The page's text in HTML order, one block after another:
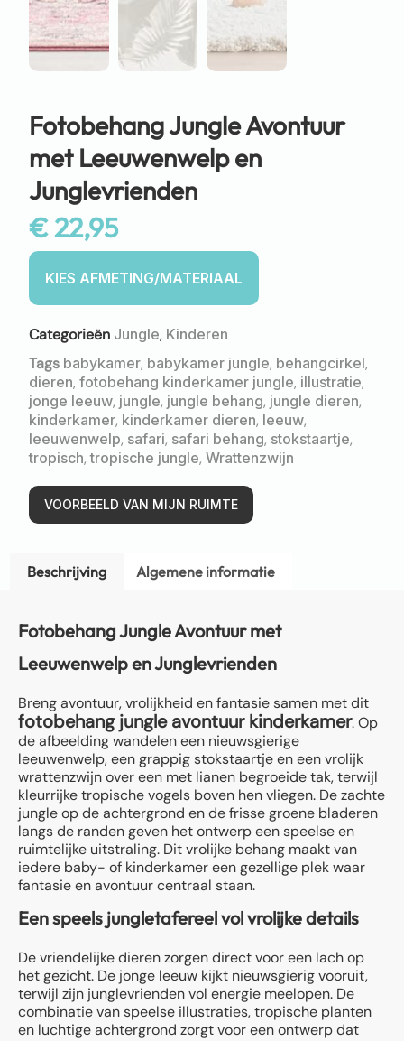
Fotobehang Jungle Avontuur
met Leeuwenwelp en
Junglevrienden
€22,95
Categorieën Jungle, Kinderen
Tags babykamer, babykamer jungle, behangcirkel,
dieren, fotobehang kinderkamer jungle, illustratie,
jonge leeuw, jungle, jungle behang, jungle dieren,
kinderkamer, kinderkamer dieren, leeuw,
leeuwenwelp, safari, safari behang, stokstaartje,
tropisch,tropische jungle, Wrattenzwijn
VOORBEELD VAN MIJN RUIMTE
Beschrijving Algemene informatie
Fotobehang Jungle Avontuur met
Leeuwenwelp en Junglevrienden
Breng avontuur, vrolijkheid en fantasie samen met dit
fotobehang jungle avontuur kinderkamer. Op
de afbeelding wandelen een nieuwsgierige
leeuwenwelp, een grappig stokstaartje en een vrolijk
wrattenzwijn over een met lianen begroeide tak, terwijl
kleurrijke tropische vogels boven hen vliegen. De zachte
jungle op de achtergrond en de frisse groene bladeren
langs de randen geven het ontwerp een speelse en
ruimtelijke uitstraling. Dit vrolijke behang maakt van
iedere baby- of kinderkamer een gezellige plek waar
fantasie en avontuur centraal staan.
Een speels jungletafereel vol vrolijke details
De vriendelijke dieren zorgen direct voor een lach op
het gezicht. De jonge leeuw kijkt nieuwsgierig vooruit,
terwijl zijn junglevrienden vol energie meelopen. De
combinatie van speelse illustraties, tropische planten
en luchtige achtergrond zorgt voor een ontwerp dat